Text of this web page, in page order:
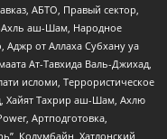
АБТО, Правый сектор,
Ахль аш-Шам, Народное
от Аллаха Субхану уа
Ат-Тавхида Валь-Джихад,
исломи, Террористическое
Хайят Тахрир аш-Шам, Ахлю
Артподготовка,
Колумбайн, Хатлонский